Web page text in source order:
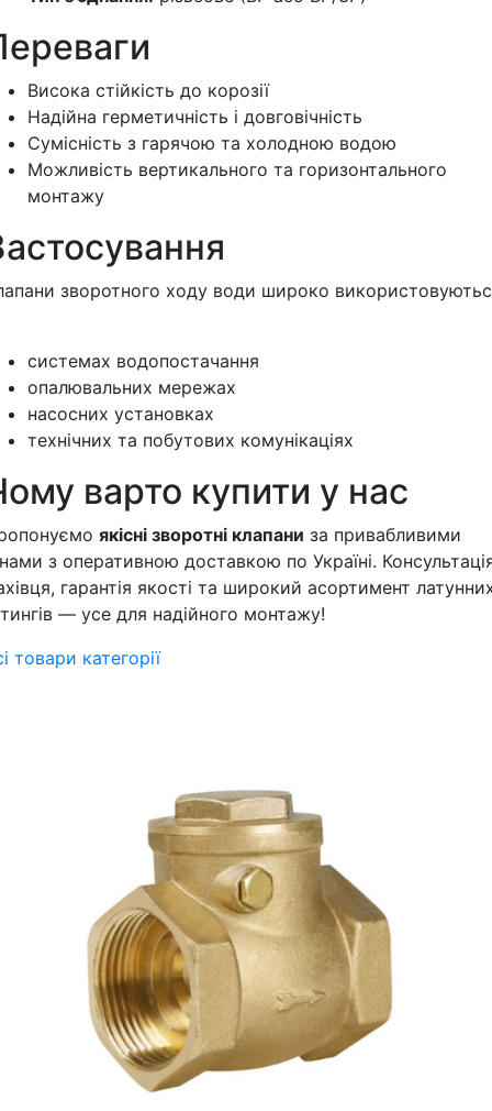
Висока стійкість до корозії
Надійна герметичність і довговічність
Сумісність з гарячою та холодною водою
Можливість вертикального та горизонтального
монтажу
зворотного ходу води широко
системах водопостачання
опалювальних мережах
насосних установках
технічних та побутових комунікаціях
варто купити у нас
якісні зворотні клапани за привабливими
з оперативною доставкою по Україні.
гарантія якості та широкий асортимент
— усе для надійного монтажу!
товари категорії